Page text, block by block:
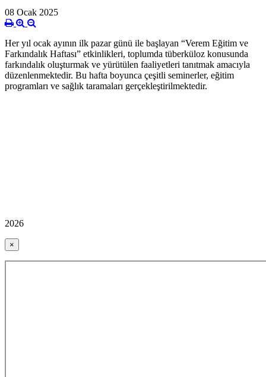
08 Ocak 2025
Her yıl ocak ayının ilk pazar günü ile başlayan “Verem Eğitim ve
Farkındalık Haftası” etkinlikleri, toplumda tüberküloz konusunda
farkındalık oluşturmak ve yürütülen faaliyetleri tanıtmak amacıyla
düzenlenmektedir. Bu hafta boyunca çeşitli seminerler, eğitim
programları ve sağlık taramaları gerçekleştirilmektedir.
2026
×